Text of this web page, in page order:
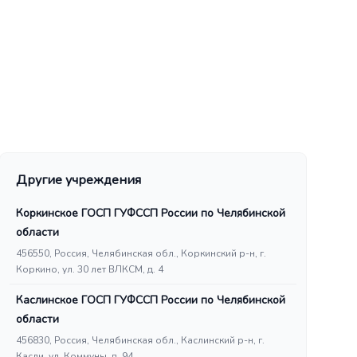
Другие учреждения
Коркинское ГОСП ГУФССП России по Челябинской
области
456550, Россия, Челябинская обл., Коркинский р-н, г.
Коркино, ул. 30 лет ВЛКСМ, д. 4
Каслинское ГОСП ГУФССП России по Челябинской
области
456830, Россия, Челябинская обл., Каслинский р-н, г.